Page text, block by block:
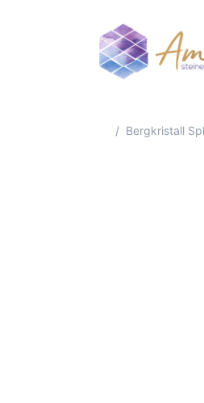
Startseite
Bergkristall